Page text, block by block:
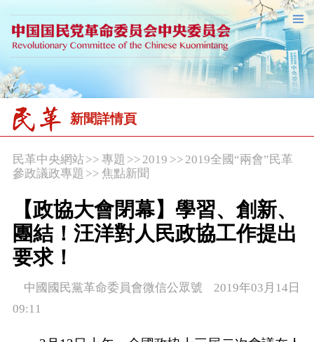
新聞詳情頁
民革中央網站>> 專題 >>2019 >>2019全國“兩會”民革
參政議政專題 >> 焦點新聞
【政協大會閉幕】學習、創新、
團結！汪洋對人民政協工作提出
要求！
中國國民黨革命委員會微信公眾號 2019年03月14日
09:11